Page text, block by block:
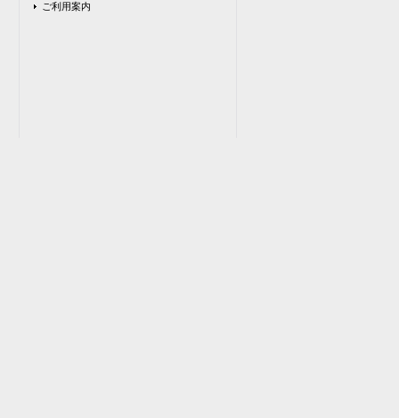
ご利用案内